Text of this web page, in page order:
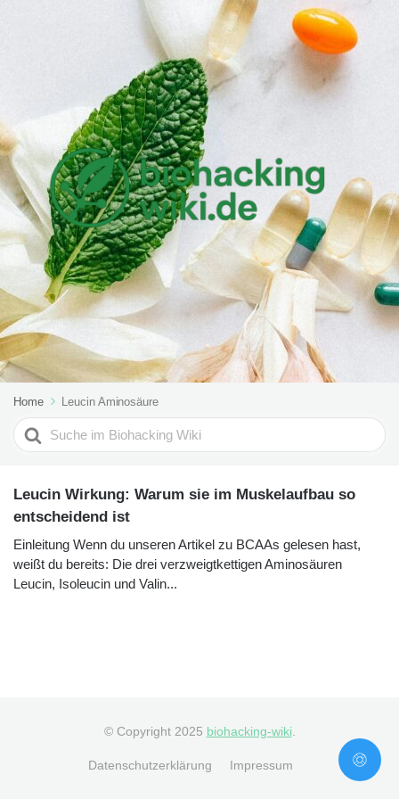
Home Leucin Aminosäure
Search
For
Leucin Wirkung: Warum sie im Muskelaufbau so
entscheidend ist
Einleitung Wenn du unseren Artikel zu BCAAs gelesen hast,
weißt du bereits: Die drei verzweigtkettigen Aminosäuren
Leucin, Isoleucin und Valin...
© Copyright 2025 biohacking-wiki
Datenschutzerklärung Impressum